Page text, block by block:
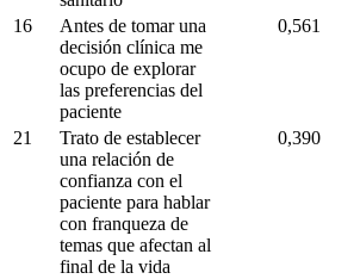
16
Antes de tomar una
decisión clínica me
ocupo de explorar
las preferencias del
paciente
0,561
21
Trato de establecer
una relación de
confianza con el
paciente para hablar
con franqueza de
temas que afectan al
final de la vida
0,390